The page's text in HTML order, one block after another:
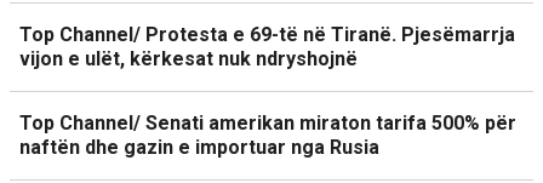
Top Channel/ Protesta e 69-të në Tiranë. Pjesëmarrja
vijon e ulët, kërkesat nuk ndryshojnë
Top Channel/ Senati amerikan miraton tarifa 500% për
naftën dhe gazin e importuar nga Rusia